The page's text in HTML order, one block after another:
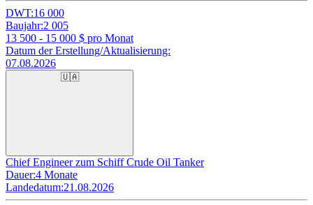
DWT:16 000
Baujahr:2 005
13 500 - 15 000 $ pro Monat
Datum der Erstellung/Aktualisierung:
07.08.2026
🇺🇦
Chief Engineer zum Schiff Crude Oil Tanker
Dauer:4 Monate
Landedatum:21.08.2026